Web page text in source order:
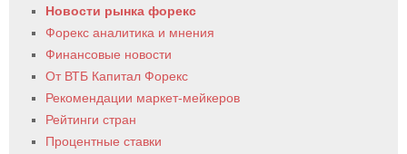
Новости рынка форекс
Форекс аналитика и мнения
Финансовые новости
От ВТБ Капитал Форекс
Рекомендации маркет-мейкеров
Рейтинги стран
Процентные ставки